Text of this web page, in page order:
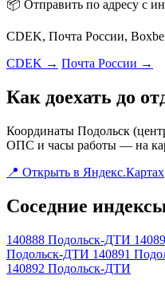
📦 Отправить по адресу с
CDEK, Почта России,
CDEK → Почта России →
Как доехать до
Координаты Подольск
ОПС и часы работы — на
📍 Открыть в Яндекс.Картах
Соседние
140888 Подольск-ДТИ
Подольск-ДТИ 140891
140892 Подольск-ДТИ